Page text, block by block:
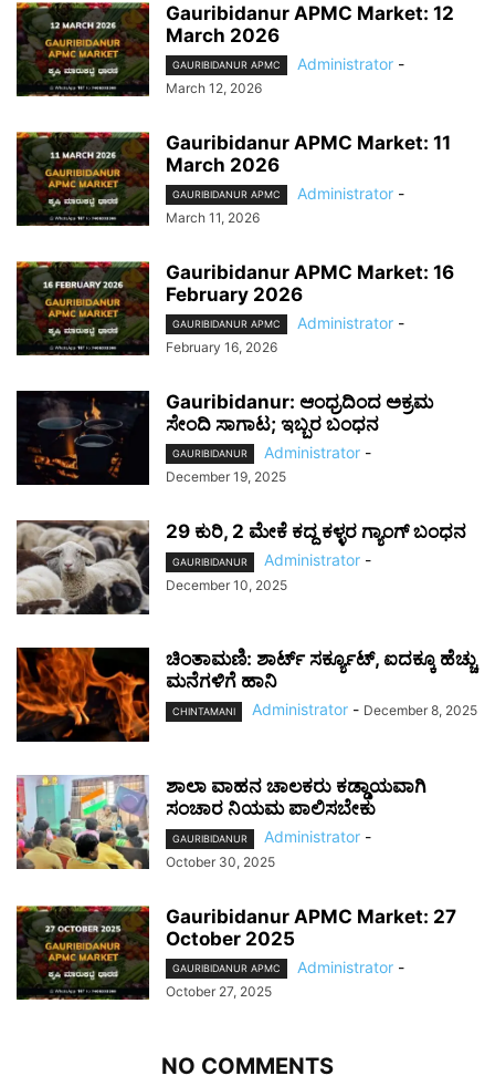
Gauribidanur APMC Market: 12
March 2026
GAURIBIDANUR APMC Administrator -
March 12, 2026
Gauribidanur APMC Market: 11
March 2026
GAURIBIDANUR APMC Administrator -
March 11, 2026
Gauribidanur APMC Market: 16
February 2026
GAURIBIDANUR APMC Administrator -
February 16, 2026
Gauribidanur: ಆಂಧ್ರದಿಂದ ಅಕ್ರಮ
ಸೇಂದಿ ಸಾಗಾಟ; ಇಬ್ಬರ ಬಂಧನ
GAURIBIDANUR Administrator -
December 19, 2025
29 ಕುರಿ, 2 ಮೇಕೆ ಕದ್ದ ಕಳ್ಳರ ಗ್ಯಾಂಗ್ ಬಂಧನ
GAURIBIDANUR Administrator -
December 10, 2025
ಚಿಂತಾಮಣಿ: ಶಾರ್ಟ್ ಸರ್ಕ್ಯೂಟ್, ಐದಕ್ಕೂ ಹೆಚ್ಚು
ಮನೆಗಳಿಗೆ ಹಾನಿ
CHINTAMANI Administrator - December 8, 2025
ಶಾಲಾ ವಾಹನ ಚಾಲಕರು ಕಡ್ಡಾಯವಾಗಿ
ಸಂಚಾರ ನಿಯಮ ಪಾಲಿಸಬೇಕು
GAURIBIDANUR Administrator -
October 30, 2025
Gauribidanur APMC Market: 27
October 2025
GAURIBIDANUR APMC Administrator -
October 27, 2025
NO COMMENTS